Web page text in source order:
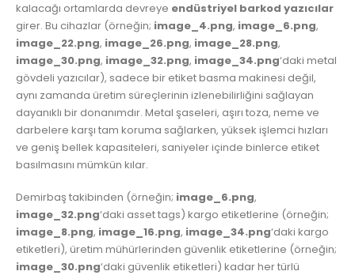
kalacağı ortamlarda devreye endüstriyel barkod yazıcılar
girer. Bu cihazlar (örneğin; image_4.png, image_6.png,
image_22.png, image_26.png, image_28.png,
image_30.png, image_32.png, image_34.png‘daki metal
gövdeli yazıcılar), sadece bir etiket basma makinesi değil,
aynı zamanda üretim süreçlerinin izlenebilirliğini sağlayan
dayanıklı bir donanımdır. Metal şaseleri, aşırı toza, neme ve
darbelere karşı tam koruma sağlarken, yüksek işlemci hızları
ve geniş bellek kapasiteleri, saniyeler içinde binlerce etiket
basılmasını mümkün kılar.
Demirbaş takibinden (örneğin; image_6.png,
image_32.png‘daki asset tags) kargo etiketlerine (örneğin;
image_8.png, image_16.png, image_34.png‘daki kargo
etiketleri), üretim mühürlerinden güvenlik etiketlerine (örneğin;
image_30.png‘daki güvenlik etiketleri) kadar her türlü